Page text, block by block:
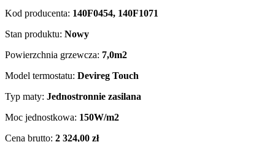
Kod producenta: 140F0454, 140F1071
Stan produktu: Nowy
Powierzchnia grzewcza: 7,0m2
Model termostatu: Devireg Touch
Typ maty: Jednostronnie zasilana
Moc jednostkowa: 150W/m2
Cena brutto: 2 324,00 zł